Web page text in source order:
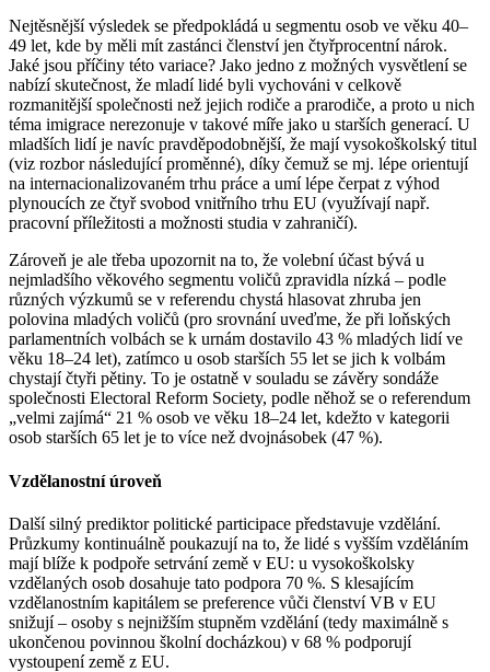
Nejtěsnější výsledek se předpokládá u segmentu osob ve věku 40–
49 let, kde by měli mít zastánci členství jen čtyřprocentní nárok.
Jaké jsou příčiny této variace? Jako jedno z možných vysvětlení se
nabízí skutečnost, že mladí lidé byli vychováni v celkově
rozmanitější společnosti než jejich rodiče a prarodiče, a proto u nich
téma imigrace nerezonuje v takové míře jako u starších generací. U
mladších lidí je navíc pravděpodobnější, že mají vysokoškolský titul
(viz rozbor následující proměnné), díky čemuž se mj. lépe orientují
na internacionalizovaném trhu práce a umí lépe čerpat z výhod
plynoucích ze čtyř svobod vnitřního trhu EU (využívají např.
pracovní příležitosti a možnosti studia v zahraničí).
Zároveň je ale třeba upozornit na to, že volební účast bývá u
nejmladšího věkového segmentu voličů zpravidla nízká – podle
různých výzkumů se v referendu chystá hlasovat zhruba jen
polovina mladých voličů (pro srovnání uveďme, že při loňských
parlamentních volbách se k urnám dostavilo 43 % mladých lidí ve
věku 18–24 let), zatímco u osob starších 55 let se jich k volbám
chystají čtyři pětiny. To je ostatně v souladu se závěry sondáže
společnosti Electoral Reform Society, podle něhož se o referendum
„velmi zajímá“ 21 % osob ve věku 18–24 let, kdežto v kategorii
osob starších 65 let je to více než dvojnásobek (47 %).
Vzdělanostní úroveň
Další silný prediktor politické participace představuje vzdělání.
Průzkumy kontinuálně poukazují na to, že lidé s vyšším vzděláním
mají blíže k podpoře setrvání země v EU: u vysokoškolsky
vzdělaných osob dosahuje tato podpora 70 %. S klesajícím
vzdělanostním kapitálem se preference vůči členství VB v EU
snižují – osoby s nejnižším stupněm vzdělání (tedy maximálně s
ukončenou povinnou školní docházkou) v 68 % podporují
vystoupení země z EU.